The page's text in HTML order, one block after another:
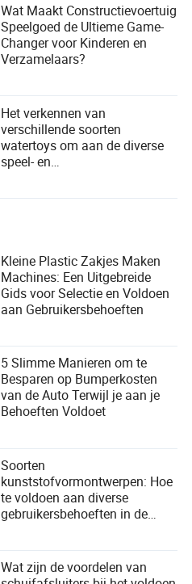
Wat Maakt Constructievoertuig
Speelgoed de Ultieme Game-
Changer voor Kinderen en
Verzamelaars?
Het verkennen van
verschillende soorten
watertoys om aan de diverse
speel- en
kinderen te voldoen
Kleine Plastic Zakjes Maken
Machines: Een Uitgebreide
Gids voor Selectie en Voldoen
aan Gebruikersbehoeften
5 Slimme Manieren om te
Besparen op Bumperkosten
van de Auto Terwijl je aan je
Behoeften Voldoet
Soorten
kunststofvormontwerpen: Hoe
te voldoen aan diverse
gebruikersbehoeften in de
Wat zijn de voordelen van